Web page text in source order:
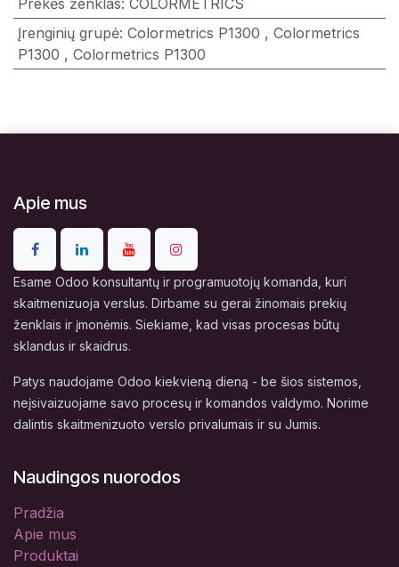
Įrenginių grupė: Colormetrics P1300 , Colormetrics
P1300 , Colormetrics P1300
Apie mus
Esame Odoo konsultantų ir programuotojų komanda, kuri
skaitmenizuoja verslus. Dirbame su gerai žinomais prekių
ženklais ir įmonėmis. Siekiame, kad visas procesas būtų
sklandus ir skaidrus.
Patys naudojame Odoo kiekvieną dieną - be šios sistemos,
neįsivaizuojame savo procesų ir komandos valdymo. Norime
dalintis skaitmenizuoto verslo privalumais ir su Jumis.
Naudingos nuorodos
Pradžia
Apie mus
Produktai